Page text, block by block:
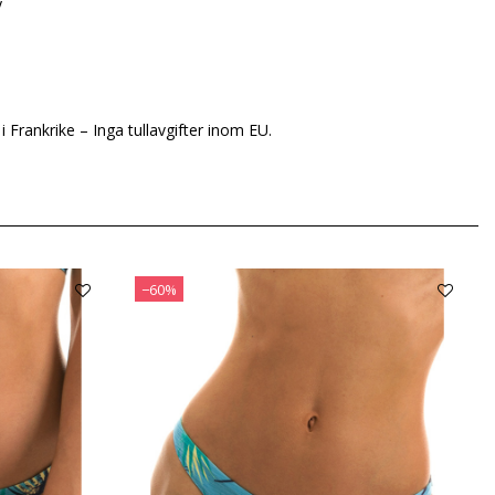
Frankrike – Inga tullavgifter inom EU.
−60%